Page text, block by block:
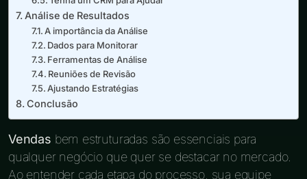
Análise de Resultados
A importância da Análise
Dados para Monitorar
Ferramentas de Análise
Reuniões de Revisão
Ajustando Estratégias
Conclusão
Vendas bem estruturadas são essenciais para
qualquer negócio que quer se destacar no mercado.
Ao entender cada etapa do processo, sua equipe